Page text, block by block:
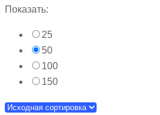
Показать:
25
50
100
150